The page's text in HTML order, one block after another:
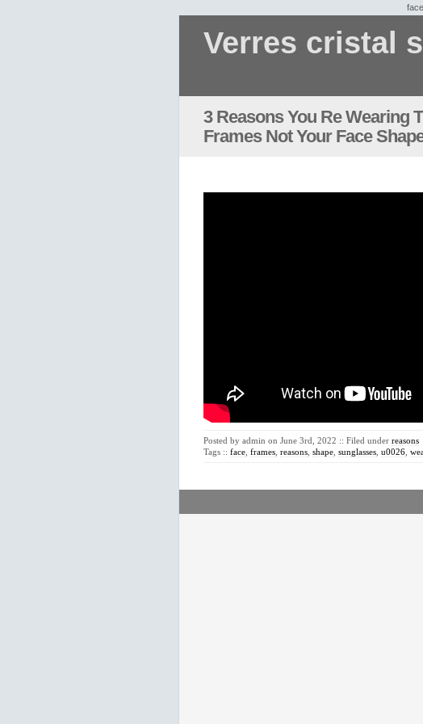
face,
Verres cristal
3 Reasons You Re Wearing
Frames Not Your Face
Posted by admin on June 3rd, 2022 :: Filed under reasons
Tags :: face frames reasons shape sunglasses u0026